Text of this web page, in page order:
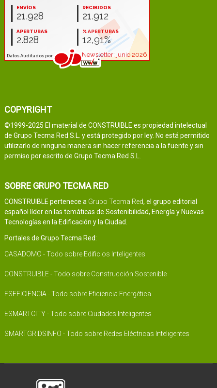
COPYRIGHT
©1999-2025 El material de CONSTRUIBLE es propiedad intelectual
de Grupo Tecma Red S.L. y está protegido por ley. No está permitido
utilizarlo de ninguna manera sin hacer referencia a la fuente y sin
permiso por escrito de Grupo Tecma Red S.L.
SOBRE GRUPO TECMA RED
CONSTRUIBLE pertenece a Grupo Tecma Red, el grupo editorial
español líder en las temáticas de Sostenibilidad, Energía y Nuevas
Tecnologías en la Edificación y la Ciudad.
Portales de Grupo Tecma Red:
CASADOMO - Todo sobre Edificios Inteligentes
CONSTRUIBLE - Todo sobre Construcción Sostenible
ESEFICIENCIA - Todo sobre Eficiencia Energética
ESMARTCITY - Todo sobre Ciudades Inteligentes
SMARTGRIDSINFO - Todo sobre Redes Eléctricas Inteligentes